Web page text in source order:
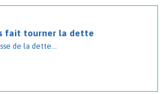
fait tourner la dette
de la dette...